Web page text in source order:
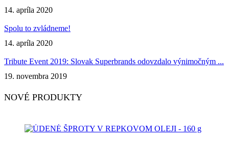
14. apríla 2020
Spolu to zvládneme!
14. apríla 2020
Tribute Event 2019: Slovak Superbrands odovzdalo výnimočným ...
19. novembra 2019
NOVÉ PRODUKTY